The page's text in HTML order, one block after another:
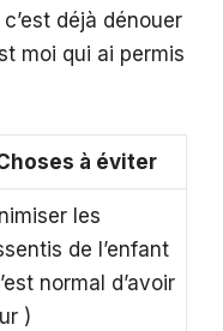
déjà dénouer
moi qui ai permis
à éviter
les
de l’enfant
normal d’avoir
)